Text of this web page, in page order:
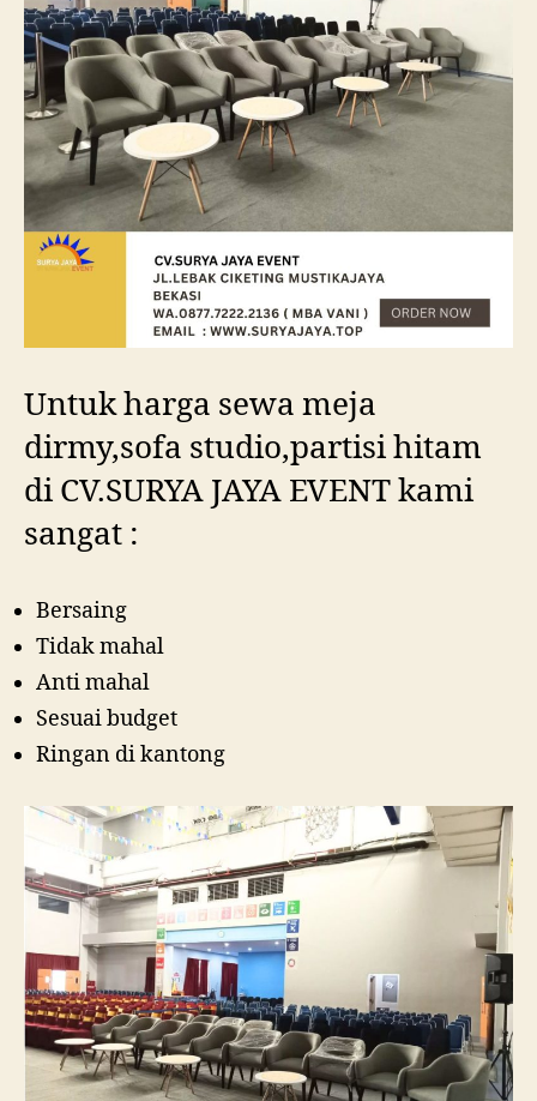
Untuk harga sewa meja
dirmy,sofa studio,partisi hitam
di CV.SURYA JAYA EVENT kami
sangat :
Bersaing
Tidak mahal
Anti mahal
Sesuai budget
Ringan di kantong